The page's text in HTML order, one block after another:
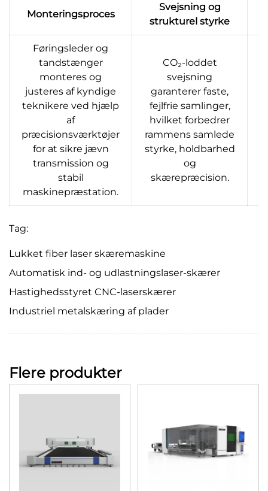
Monteringsproces
Svejsning og
strukturel styrke
Føringsleder og
tandstænger
monteres og
justeres af kyndige
teknikere ved hjælp
af
præcisionsværktøjer
for at sikre jævn
transmission og
stabil
maskinepræstation.
CO₂-loddet
svejsning
garanterer faste,
fejlfrie samlinger,
hvilket forbedrer
rammens samlede
styrke, holdbarhed
og
skærepræcision.
Tag:
Lukket fiber laser skæremaskine
Automatisk ind- og udlastningslaser-skærer
Hastighedsstyret CNC-laserskærer
Industriel metalskæring af plader
Flere produkter